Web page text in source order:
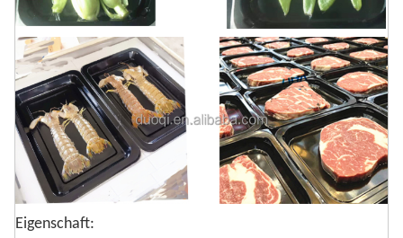
Eigenschaft: